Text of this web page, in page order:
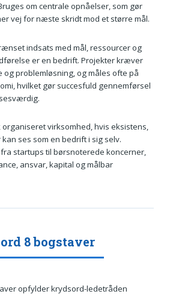
om centrale opnåelser, som gør
vej for næste skridt mod et større mål.
indsats med mål, ressourcer og
er en bedrift. Projekter kræver
og problemløsning, og måles ofte på
hvilket gør succesfuld gennemførsel
organiseret virksomhed, hvis eksistens,
ses som en bedrift i sig selv.
startups til børsnoterede koncerner,
ansvar, kapital og målbar
8 bogstaver
opfylder krydsord-ledetråden